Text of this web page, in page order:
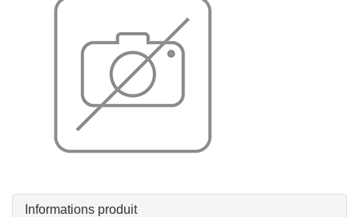
Informations produit